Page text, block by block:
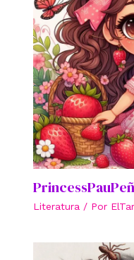
Literatura / Por